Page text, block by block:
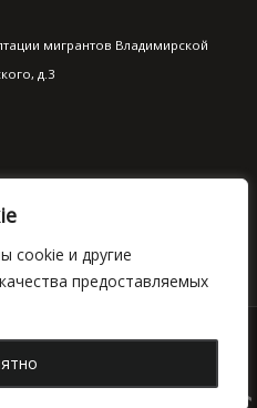
cookie и другие
предоставляемых
мигрантов Владимирской
д.3
данных
данных